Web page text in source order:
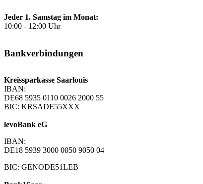
Jeder 1. Samstag im Monat:
10:00 - 12:00 Uhr
Bankverbindungen
Kreissparkasse Saarlouis
IBAN:
DE68 5935 0110 0026 2000 55
BIC: KRSADE55XXX
levoBank eG
IBAN:
DE18 5939 3000 0050 9050 04
BIC: GENODE51LEB